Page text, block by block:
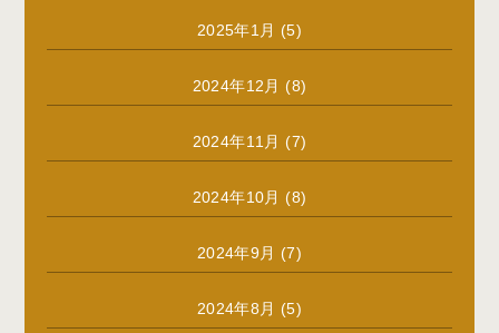
2025年1月 (5)
2024年12月 (8)
2024年11月 (7)
2024年10月 (8)
2024年9月 (7)
2024年8月 (5)